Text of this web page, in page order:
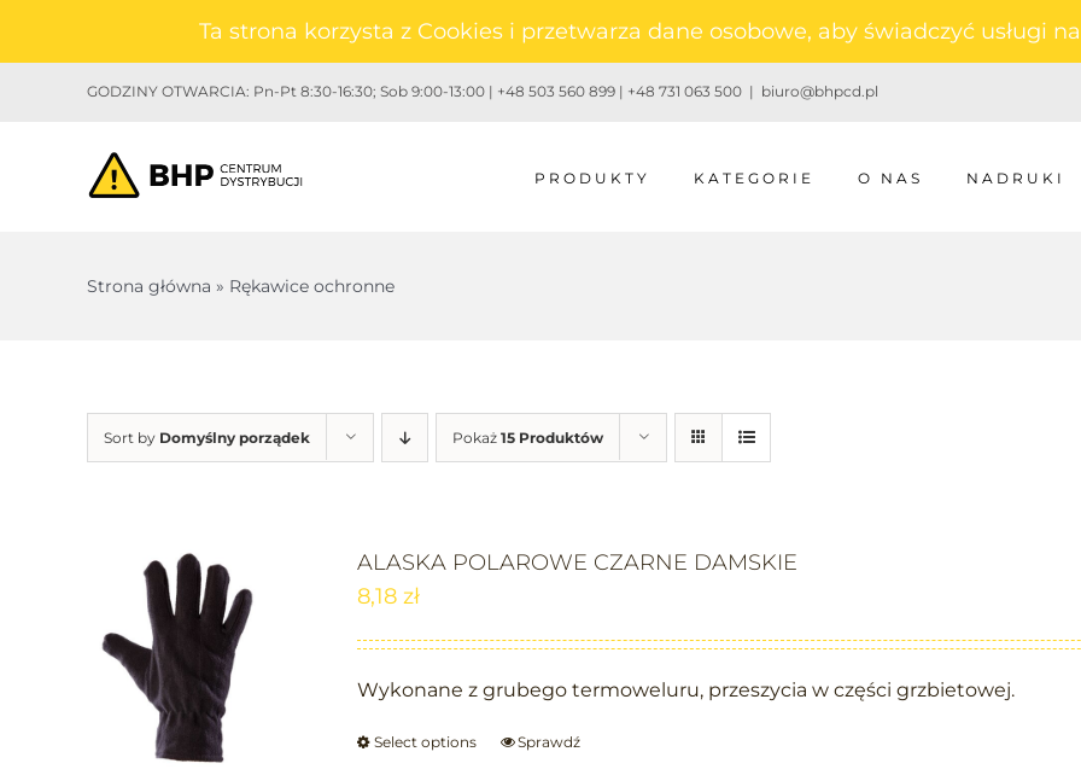
zawartościGODZINY OTWARCIA: Pn-Pt 8:30-16:30; Sob 9:00-13:00 | +48 503 560 899 | +48 731 063 500 | biuro@bhpcd.pl
PRODUKTY KATEGORIE O NAS NADRUKI
Strona główna » Rękawice ochronne
Sort by Domyślny porządek Pokaż 15 Produktów
ALASKA POLAROWE CZARNE DAMSKIE
8,18zł
Wykonane z grubego termoweluru, przeszycia w części grzbietowej.
Select options Sprawdź
Ta strona korzysta z Cookies i przetwarza dane osobowe, aby świadczyć usługi